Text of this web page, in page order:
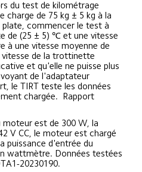
du test de kilométrage
de 75 kg ± 5 kg à la
commencer le test à
de (25 ± 5) ℃ et une vitesse
à une vitesse moyenne de
vitesse de la trottinette
et qu'elle ne puisse plus
de l'adaptateur
le TIRT teste les données
chargée.  Rapport
est de 300 W, la
V CC, le moteur est chargé
puissance d'entrée du
wattmètre. Données testées
20230190.